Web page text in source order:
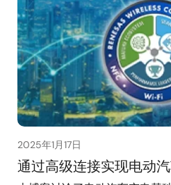
2025年1月17日
通过高级连接实现电动